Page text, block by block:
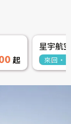
星宇航
來回‧